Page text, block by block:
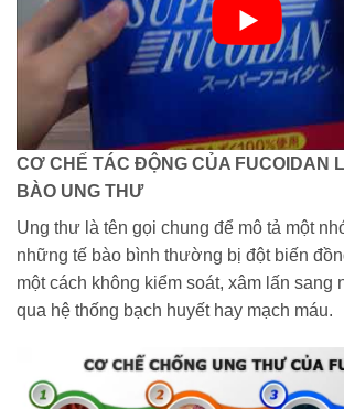
CƠ CHẾ TÁC ĐỘNG CỦA FUCOIDAN
BÀO UNG THƯ
Ung thư là tên gọi chung để mô tả một
những tế bào bình thường bị đột biến
một cách không kiểm soát, xâm lấn sang
qua hệ thống bạch huyết hay mạch máu.